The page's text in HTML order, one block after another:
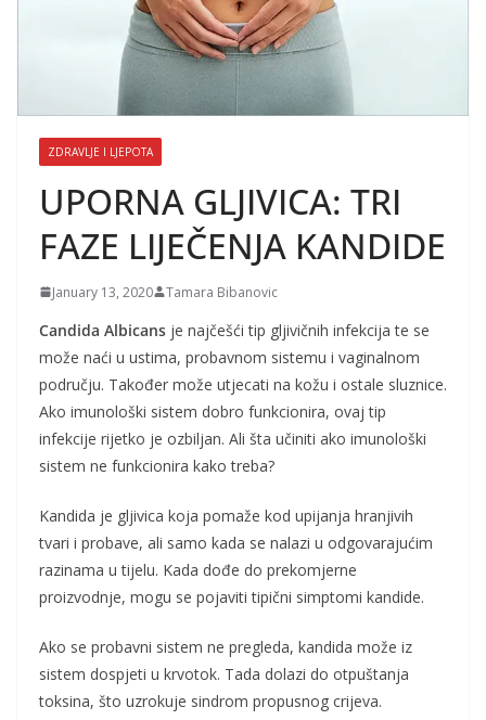
ZDRAVLJE I LJEPOTA
UPORNA GLJIVICA: TRI
FAZE LIJEČENJA KANDIDE
January 13, 2020 Tamara Bibanovic
Candida Albicans je najčešći tip gljivičnih infekcija te se
može naći u ustima, probavnom sistemu i vaginalnom
području. Također može utjecati na kožu i ostale sluznice.
Ako imunološki sistem dobro funkcionira, ovaj tip
infekcije rijetko je ozbiljan. Ali šta učiniti ako imunološki
sistem ne funkcionira kako treba?
Kandida je gljivica koja pomaže kod upijanja hranjivih
tvari i probave, ali samo kada se nalazi u odgovarajućim
razinama u tijelu. Kada dođe do prekomjerne
proizvodnje, mogu se pojaviti tipični simptomi kandide.
Ako se probavni sistem ne pregleda, kandida može iz
sistem dospjeti u krvotok. Tada dolazi do otpuštanja
toksina, što uzrokuje sindrom propusnog crijeva.